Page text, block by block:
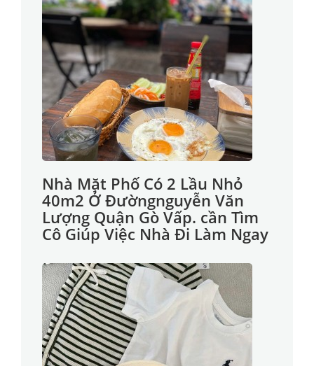
Nhà Mặt Phố Có 2 Lầu Nhỏ
40m2 Ở Đườngnguyễn Văn
Lượng Quận Gò Vấp. cần Tìm
Cô Giúp Việc Nhà Đi Làm Ngay